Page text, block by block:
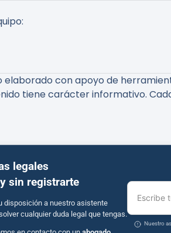
elaborado con apoyo de
tiene carácter informativo.
legales
sin registrarte
disposición a nuestro asistente
cualquier duda legal que tengas.
Escribe
Nuestro